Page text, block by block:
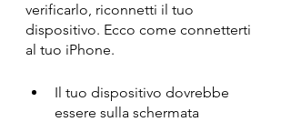
verificarlo, riconnetti il tuo
dispositivo. Ecco come connetterti
al tuo iPhone.
Il tuo dispositivo dovrebbe
essere sulla schermata